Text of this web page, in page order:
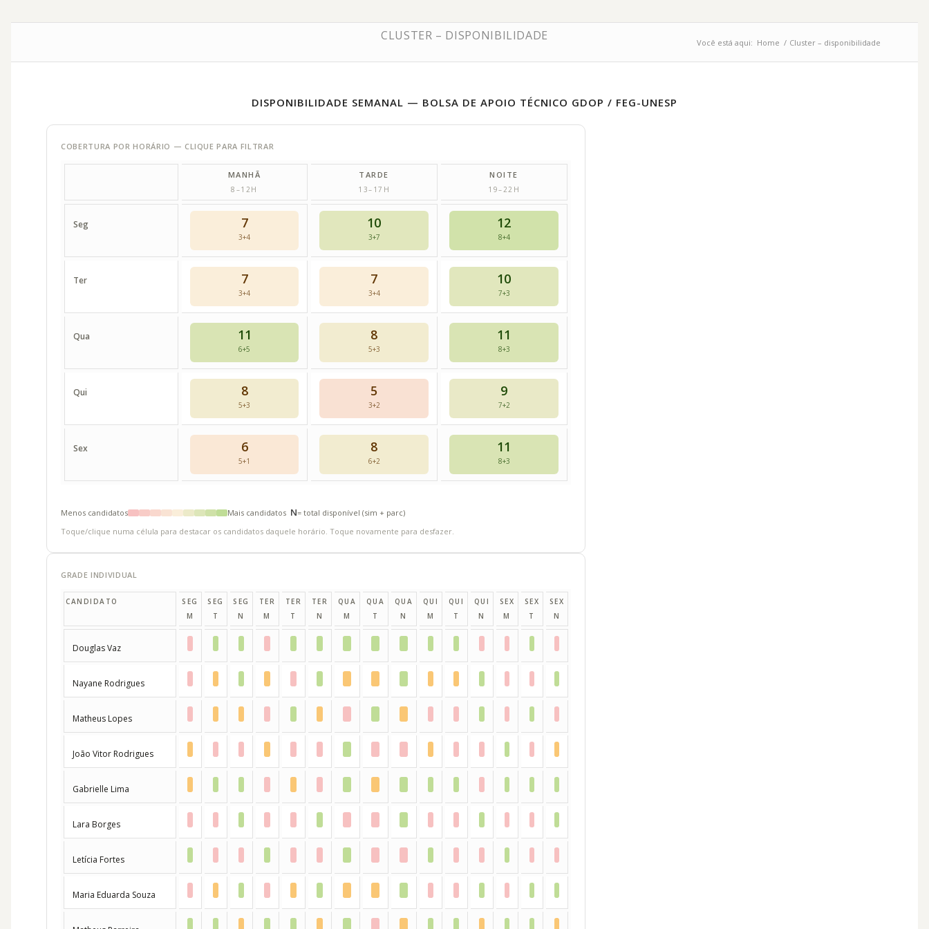
CLUSTER – DISPONIBILIDADE Você está aqui: Home / Cluster – disponibilidade
DISPONIBILIDADE SEMANAL — BOLSA DE APOIO TÉCNICO GDOP / FEG-UNESP
COBERTURA POR HORÁRIO — CLIQUE PARA FILTRAR
MANHÃ
8–12H
TARDE
13–17H
NOITE
19–22H
Seg 7
3+4
10
3+7
12
8+4
Ter 7
3+4
7
3+4
10
7+3
Qua 11
6+5
8
5+3
11
8+3
Qui 8
5+3
5
3+2
9
7+2
Sex 6
5+1
8
6+2
11
8+3
Menos candidatos Mais candidatos N= total disponível (sim + parc)
Toque/clique numa célula para destacar os candidatos daquele horário. Toque novamente para desfazer.
GRADE INDIVIDUAL
CANDIDATO
SEG
M
SEG
T
SEG
N
TER
M
TER
T
TER
N
QUA
M
QUA
T
QUA
N
QUI
M
QUI
T
QUI
N
SEX
M
SEX
T
SEX
N
Douglas Vaz
Nayane Rodrigues
Matheus Lopes
João Vitor Rodrigues
Gabrielle Lima
Lara Borges
Letícia Fortes
Maria Eduarda Souza